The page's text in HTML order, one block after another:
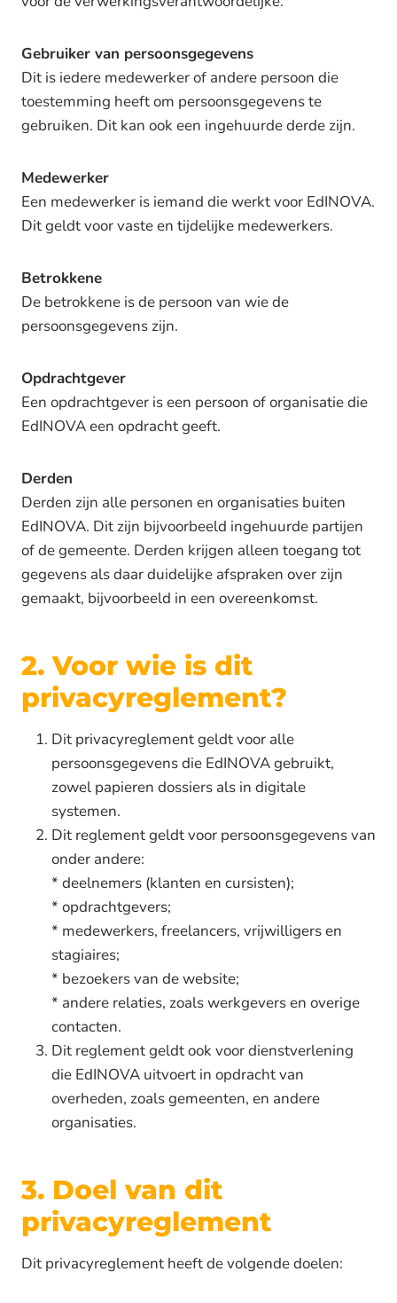
Gebruiker van persoonsgegevens
Dit is iedere medewerker of andere persoon die
toestemming heeft om persoonsgegevens te
gebruiken. Dit kan ook een ingehuurde derde zijn.
Medewerker
Een medewerker is iemand die werkt voor EdINOVA.
Dit geldt voor vaste en tijdelijke medewerkers.
Betrokkene
De betrokkene is de persoon van wie de
persoonsgegevens zijn.
Opdrachtgever
Een opdrachtgever is een persoon of organisatie die
EdINOVA een opdracht geeft.
Derden
Derden zijn alle personen en organisaties buiten
EdINOVA. Dit zijn bijvoorbeeld ingehuurde partijen
of de gemeente. Derden krijgen alleen toegang tot
gegevens als daar duidelijke afspraken over zijn
gemaakt, bijvoorbeeld in een overeenkomst.
2. Voor wie is dit
privacyreglement?
Dit privacyreglement geldt voor alle
persoonsgegevens die EdINOVA gebruikt,
zowel papieren dossiers als in digitale
systemen.
Dit reglement geldt voor persoonsgegevens van
onder andere:
* deelnemers (klanten en cursisten);
* opdrachtgevers;
* medewerkers, freelancers, vrijwilligers en
stagiaires;
* bezoekers van de website;
* andere relaties, zoals werkgevers en overige
contacten.
Dit reglement geldt ook voor dienstverlening
die EdINOVA uitvoert in opdracht van
overheden, zoals gemeenten, en andere
organisaties.
3. Doel van dit
privacyreglement
Dit privacyreglement heeft de volgende doelen: